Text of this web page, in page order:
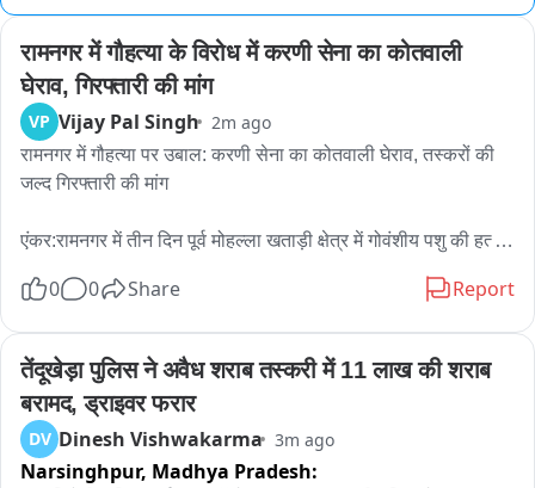
रामनगर में गौहत्या के विरोध में करणी सेना का कोतवाली
घेराव, गिरफ्तारी की मांग
VP Vijay Pal Singh 2m ago
रामनगर में गौहत्या पर उबाल: करणी सेना का कोतवाली घेराव, तस्करों की
जल्द गिरफ्तारी की मांग
एंकर:रामनगर में तीन दिन पूर्व मोहल्ला खताड़ी क्षेत्र में गोवंशीय पशु की हत्या
हिंदूवादी संगठनों के विरोध के बाद अब करणी सेना भी सड़क पर उतर आई है,
कार्यकर्ताओं ने रानीखेत रोड से कोतवाली तक जोरदार प्रदर्शन किया और
पुलिस प्रशासन से आरोपियों की शीघ्र गिरफ्तारी की मांग करते हुए
कोतवाली का घेराव किया.
प्रदर्शन के दौरान करणी सेना के कार्यकर्ताओं ने गौहत्या की घटना पर गहरा
0 0 Share Report
तेंदूखेड़ा पुलिस ने अवैध शराब तस्करी में 11 लाख की शराब
बरामद, ड्राइवर फरार
DV Dinesh Vishwakarma 3m ago
Narsinghpur, Madhya Pradesh: